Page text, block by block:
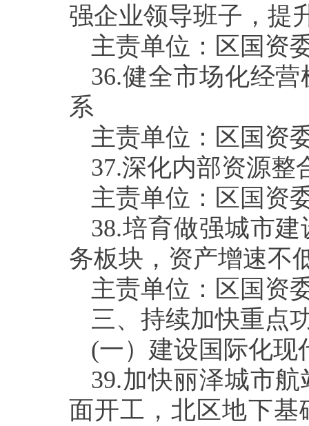
强企业领导班子，提
主责单位：区国资
36.健全市场化经
系
主责单位：区国资
37.深化内部资源整
主责单位：区国资
38.培育做强城市
务板块，资产增速不
主责单位：区国资
三、持续加快重点
(一）建设国际化现
39.加快丽泽城市
面开工，北区地下